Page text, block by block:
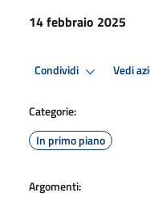
14 febbraio 2025
Condividi Vedi
Categorie:
In primo piano
Argomenti: